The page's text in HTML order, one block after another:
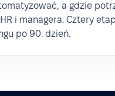
a gdzie
i managera. Cztery
po 90. dzień.